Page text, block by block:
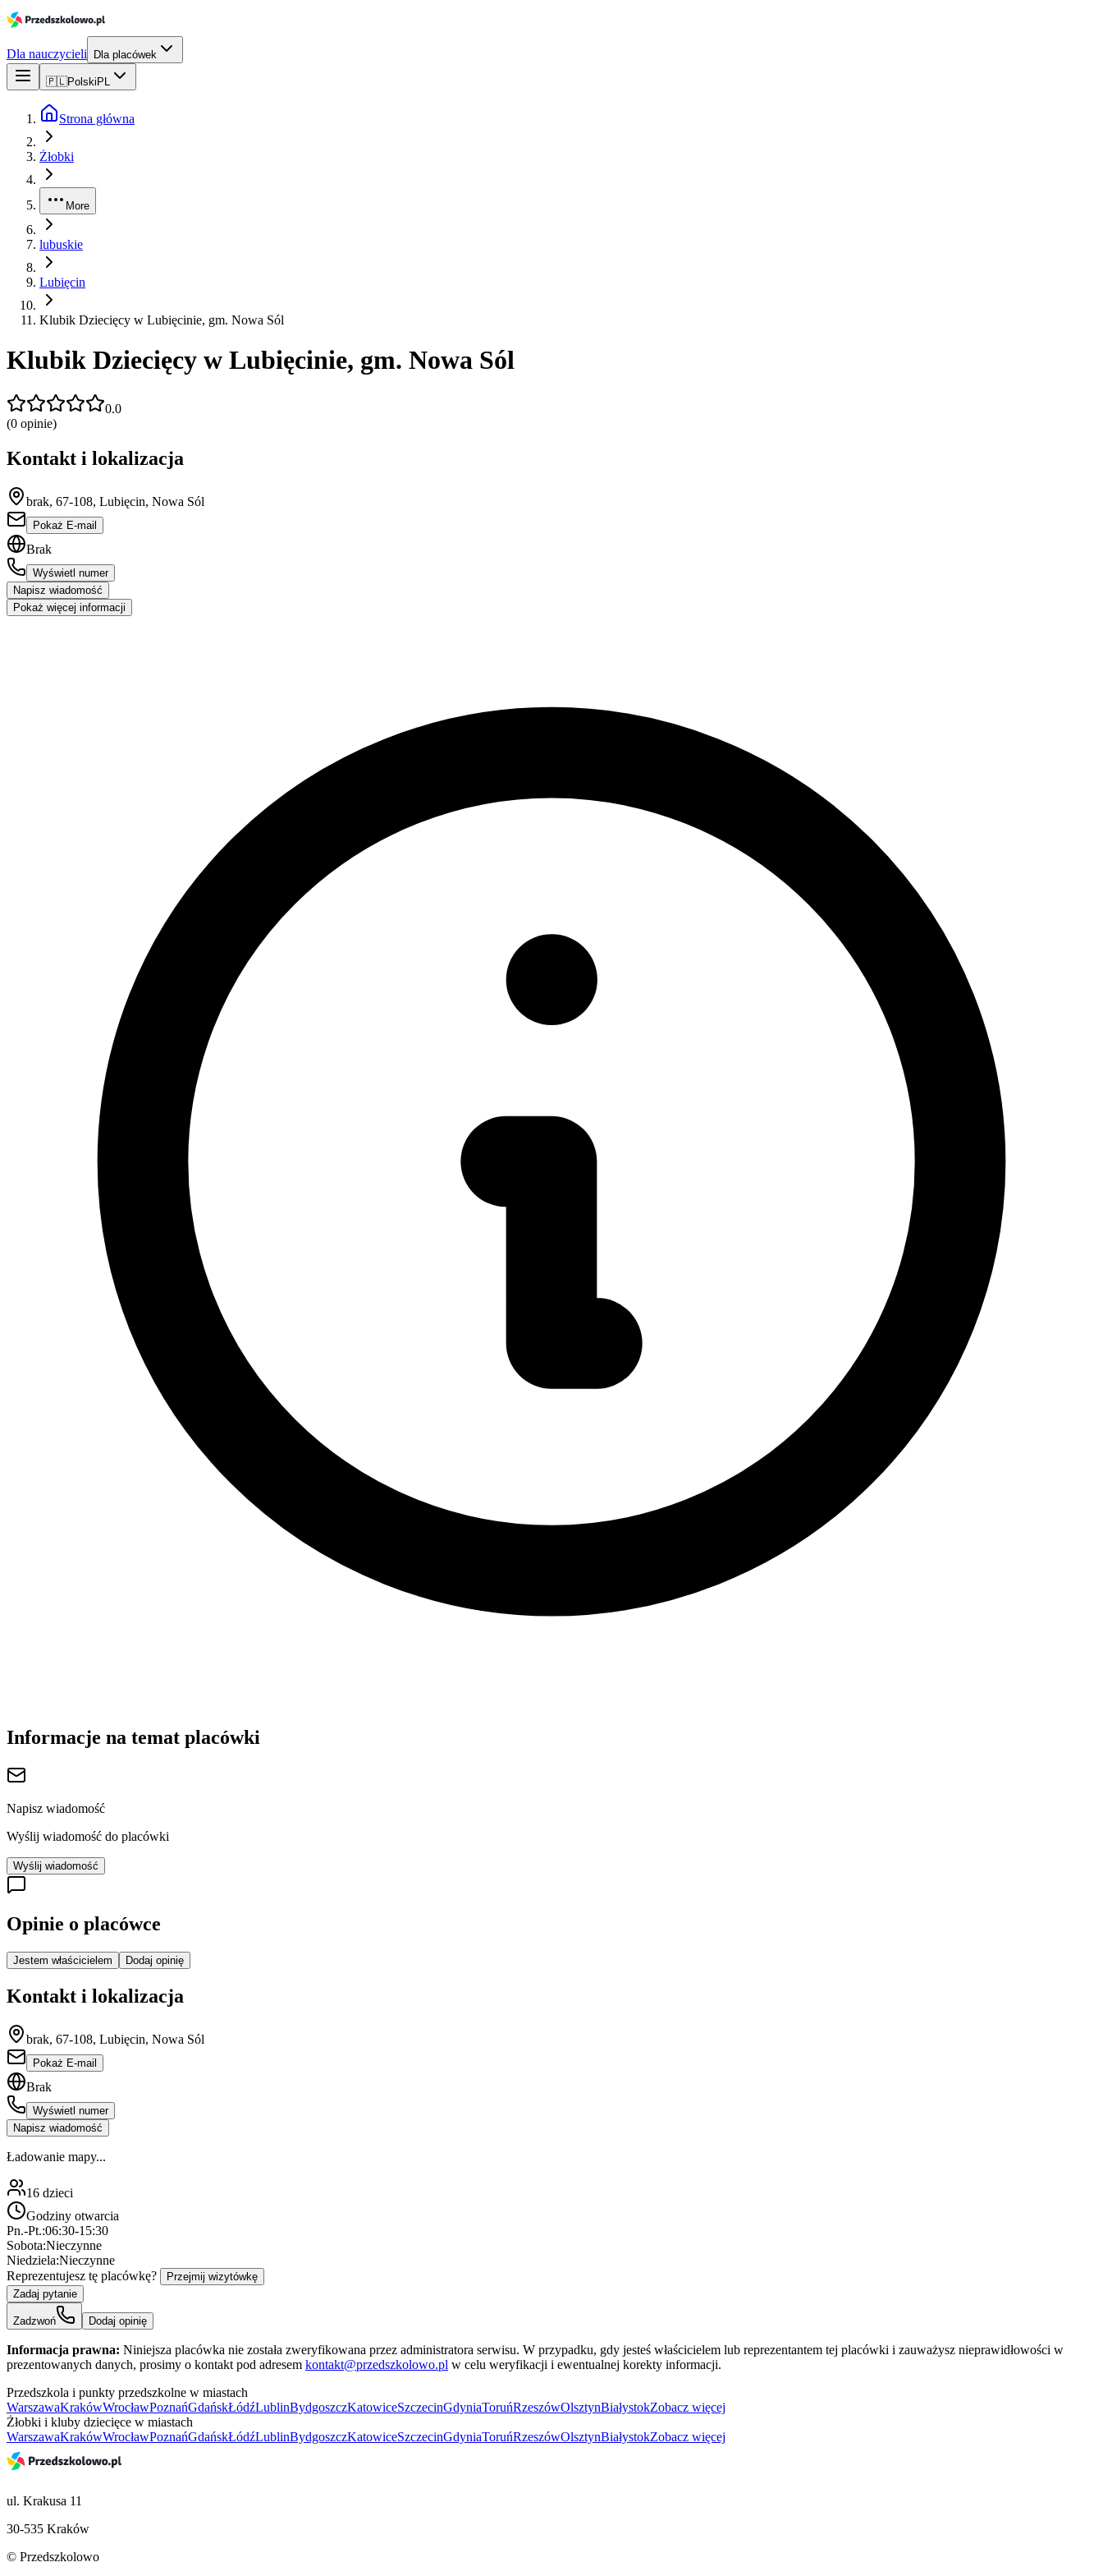
Dla nauczycieli Dla placówek
🇵🇱Polski PL
Strona główna
Żłobki
More
lubuskie
Lubięcin
Klubik Dziecięcy w Lubięcinie, gm. Nowa Sól
Klubik Dziecięcy w Lubięcinie, gm. Nowa Sól
0.0
(0 opinie)
Kontakt i lokalizacja
brak, 67-108, Lubięcin, Nowa Sól
Pokaż E-mail
Brak
Wyświetl numer
Napisz wiadomość
Pokaż więcej informacji
Informacje na temat placówki
Napisz wiadomość
Wyślij wiadomość do placówki
Wyślij wiadomość
Opinie o placówce
Jestem właścicielem Dodaj opinię
Kontakt i lokalizacja
brak, 67-108, Lubięcin, Nowa Sól
Pokaż E-mail
Brak
Wyświetl numer
Napisz wiadomość
Ładowanie mapy...
16 dzieci
Godziny otwarcia
Pn.-Pt.:06:30-15:30
Sobota:Nieczynne
Niedziela:Nieczynne
Reprezentujesz tę placówkę?
Przejmij wizytówkę
Zadaj pytanie
Zadzwoń Dodaj opinię
Informacja prawna: Niniejsza placówka nie została zweryfikowana przez administratora serwisu. W przypadku, gdy jesteś właścicielem lub reprezentantem tej placówki i zauważysz nieprawidłowości w
prezentowanych danych, prosimy o kontakt pod adresem kontakt@przedszkolowo.pl w celu weryfikacji i ewentualnej korekty informacji.
Przedszkola i punkty przedszkolne w miastach
WarszawaKrakówWrocławPoznańGdańskŁódźLublinBydgoszczKatowiceSzczecinGdyniaToruńRzeszówOlsztynBiałystokZobacz więcej
Żłobki i kluby dziecięce w miastach
WarszawaKrakówWrocławPoznańGdańskŁódźLublinBydgoszczKatowiceSzczecinGdyniaToruńRzeszówOlsztynBiałystokZobacz więcej
ul. Krakusa 11
30-535 Kraków
© Przedszkolowo